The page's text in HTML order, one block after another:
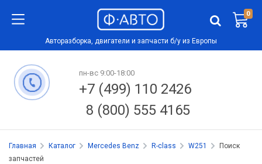
0
Авторазборка, двигатели и запчасти б/у из Европы
пн-вс 9:00-18:00
+7 (499) 110 2426
8 (800) 555 4165
Главная Каталог Mercedes Benz R-class W251
Поиск
запчастей